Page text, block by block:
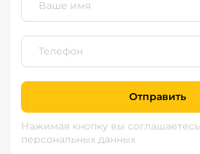
Отправить
Нажимая кнопку вы соглашаетесь
персональных данных